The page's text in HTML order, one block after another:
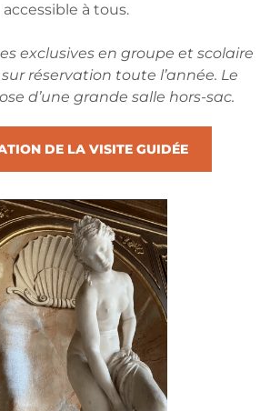
accessible à tous.
exclusives en groupe et scolaire
réservation toute l’année. Le
d’une grande salle hors-sac.
DE LA VISITE GUIDÉE